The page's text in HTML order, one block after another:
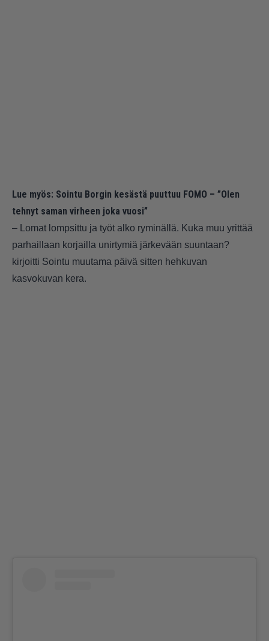
Lue myös: Sointu Borgin kesästä puuttuu FOMO – ”Olen
tehnyt saman virheen joka vuosi”
– Lomat lompsittu ja työt alko ryminällä. Kuka muu yrittää
parhaillaan korjailla unirtymiä järkevään suuntaan?
kirjoitti Sointu muutama päivä sitten hehkuvan
kasvokuvan kera.